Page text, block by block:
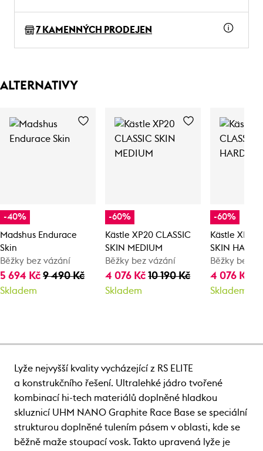
7 KAMENNÝCH PRODEJEN
ALTERNATIVY
-40%
Madshus Endurace
Skin
Běžky bez vázání
5 694 Kč 9 490 Kč
Skladem
-60%
Kästle XP20 CLASSIC
SKIN MEDIUM
Běžky bez vázání
4 076 Kč10 190 Kč
Skladem
-60%
Kästle XP20
SKIN HARD
Běžky bez
4 076 Kč
Skladem
Lyže nejvyšší kvality vycházející z RS ELITE
a konstrukčního řešení. Ultralehké jádro tvořené
kombinací hi-tech materiálů doplněné hladkou
skluznicí UHM NANO Graphite Race Base se speciální
strukturou doplněné tulením pásem v oblasti, kde se
běžně maže stoupací vosk. Takto upravená lyže je